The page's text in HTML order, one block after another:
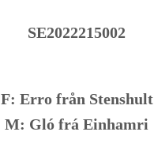
SE2022215002
F: Erro från Stenshult
M: Gló frá Einhamri